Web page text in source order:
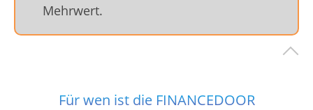
Mehrwert.
Für wen ist die FINANCEDOOR